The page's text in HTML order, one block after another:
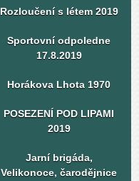
Rozloučení s létem 2019
Sportovní odpoledne
17.8.2019
Horákova Lhota 1970
POSEZENÍ POD LIPAMI
2019
Jarní brigáda,
Velikonoce, čarodějnice